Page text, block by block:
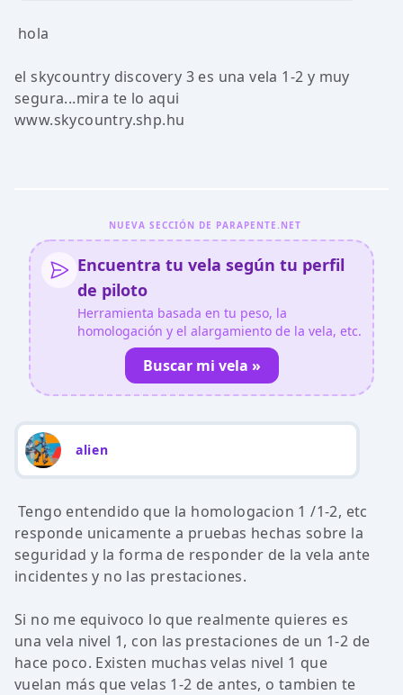
hola
el skycountry discovery 3 es una vela 1-2 y muy
segura...mira te lo aqui
www.skycountry.shp.hu
NUEVA SECCIÓN DE PARAPENTE.NET
Encuentra tu vela según tu perfil
de piloto
Herramienta basada en tu peso, la
homologación y el alargamiento de la vela, etc.
Buscar mi vela »
alien
Tengo entendido que la homologacion 1 /1-2, etc
responde unicamente a pruebas hechas sobre la
seguridad y la forma de responder de la vela ante
incidentes y no las prestaciones.
Si no me equivoco lo que realmente quieres es
una vela nivel 1, con las prestaciones de un 1-2 de
hace poco. Existen muchas velas nivel 1 que
vuelan más que velas 1-2 de antes, o tambien te